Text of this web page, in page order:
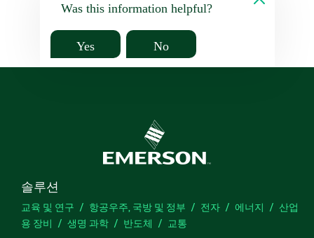
Was this information helpful?
Yes No
솔루션
교육 및 연구 항공우주, 국방 및 정부 전자 에너지
산업
용 장비
생명 과학 반도체 교통